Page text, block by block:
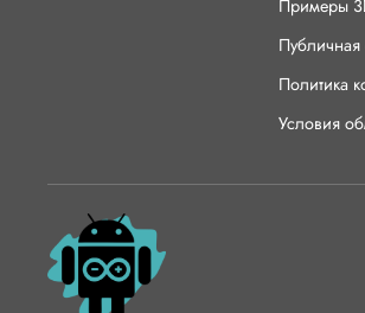
Примеры
Публичная
Политика
Условия